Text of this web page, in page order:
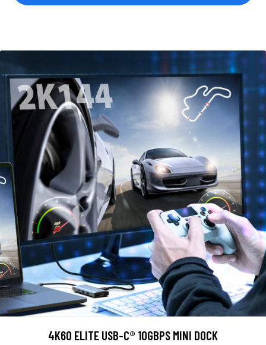
4K60 ELITE USB-C® 10GBPS MINI DOCK